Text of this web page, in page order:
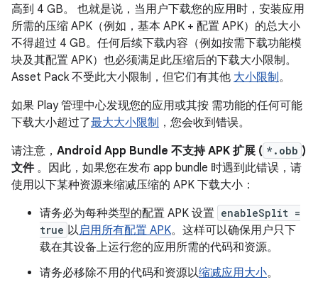
高到 4 GB。 也就是说，当用户下载您的应用时，安装应用
所需的压缩 APK（例如，基本 APK + 配置 APK）的总大小
不得超过 4 GB。任何后续下载内容（例如按需下载功能模
块及其配置 APK）也必须满足此压缩后的下载大小限制。
Asset Pack 不受此大小限制，但它们有其他 大小限制。
如果 Play 管理中心发现您的应用或其按 需功能的任何可能
下载大小超过了最大大小限制 ，您会收到错误。
请注意， Android App Bundle 不支持 APK 扩展 ( *.obb )
文件。因此，如果您在发布 app bundle 时遇到此错误，请
使用以下某种资源来缩减压缩的 APK 下载大小：
请务必为每种类型的配置 APK 设置 enableSplit =
true 以启用所有配置 APK。这样可以确保用户只下
载在其设备上运行您的应用所需的代码和资源。
请务必移除不用的代码和资源以缩减应用大小。